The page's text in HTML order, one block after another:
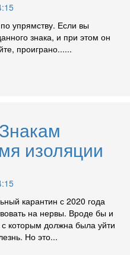
упрямству. Если вы
знака, и при этом он
проиграно......
изоляции
карантин с 2020 года
на нервы. Вроде бы и
которым должна была уйти
Но это...